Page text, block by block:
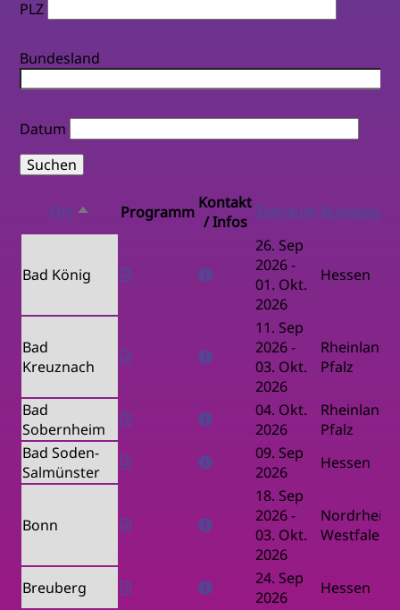
PLZ
Bundesland
Datum
Ort Absteigend
sortieren
Programm Kontakt
/ Infos Zeitraum
Bad König
26. Sep
2026 -
01. Okt.
2026
Hessen
Bad
Kreuznach
11. Sep
2026 -
03. Okt.
2026
Rheinland-
Pfalz
Bad
Sobernheim
04. Okt.
2026
Rheinland-
Pfalz
Bad Soden-
Salmünster
09. Sep
2026
Hessen
Bonn
18. Sep
2026 -
03. Okt.
2026
Nordrhein-
Westfalen
Breuberg
24. Sep
2026
Hessen